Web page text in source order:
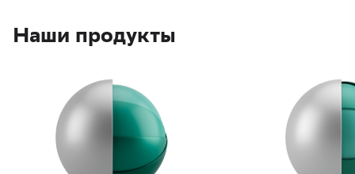
Наши продукты